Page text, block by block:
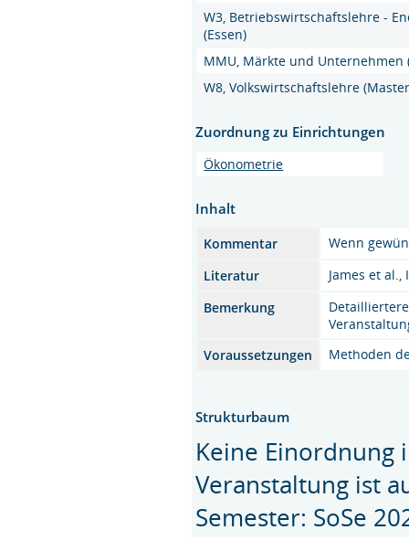
W3, Betriebswirtschaftslehre -
(Essen)
MMU, Märkte und Unternehmen
W8, Volkswirtschaftslehre
Zuordnung zu Einrichtungen
Ökonometrie
Inhalt
Kommentar
Wenn
Literatur
James et
Bemerkung
Voraussetzungen
Methoden
Strukturbaum
Keine Einordnung
Veranstaltung ist
Semester: SoSe